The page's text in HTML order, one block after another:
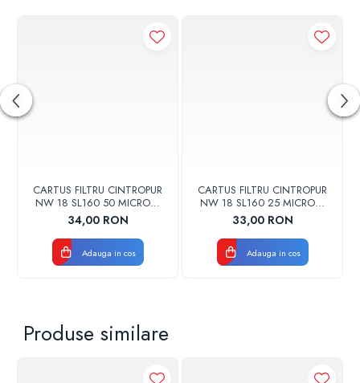
CARTUS FILTRU CINTROPUR
NW 18 SL160 50 MICRONI
MANSOANE FILTRARE SET
5BUC
34,00 RON
Adauga in cos
CARTUS FILTRU CINTROPUR
NW 18 SL160 25 MICRONI
MANSOANE FILTRARE SET
5BUC
33,00 RON
Adauga in cos
Produse similare